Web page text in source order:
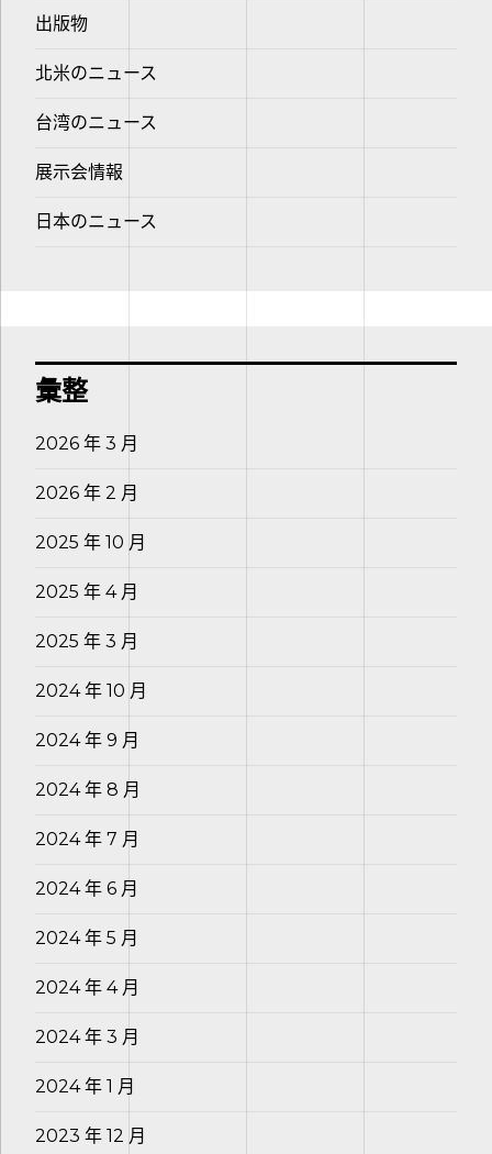
出版物
北米のニュース
台湾のニュース
展示会情報
日本のニュース
彙整
2026 年 3 月
2026 年 2 月
2025 年 10 月
2025 年 4 月
2025 年 3 月
2024 年 10 月
2024 年 9 月
2024 年 8 月
2024 年 7 月
2024 年 6 月
2024 年 5 月
2024 年 4 月
2024 年 3 月
2024 年 1 月
2023 年 12 月